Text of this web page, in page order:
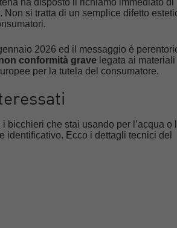
. Non si tratta di un semplice difetto
2026 ed il messaggio è
conformità grave legata ai
per la tutela del consumatore.
bicchieri che stai usando per l’acqua o
identificativo. Ecco i dettagli tecnici del